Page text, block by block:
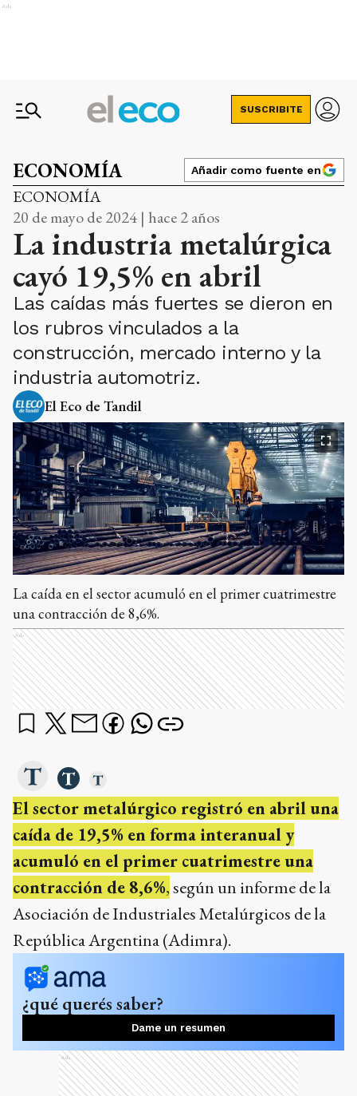
Ads
SUSCRIBITE
ECONOMÍA Añadir como fuente en
ECONOMÍA
20 de mayo de 2024 | hace 2 años
La industria metalúrgica
cayó 19,5% en abril
Las caídas más fuertes se dieron en
los rubros vinculados a la
construcción, mercado interno y la
industria automotriz.
El Eco de Tandil
La caída en el sector acumuló en el primer cuatrimestre
una contracción de 8,6%.
Ads
El sector metalúrgico registró en abril una
caída de 19,5% en forma interanual y
acumuló en el primer cuatrimestre una
contracción de 8,6%,según un informe de la
Asociación de Industriales Metalúrgicos de la
República Argentina (Adimra).
¿qué querés saber?
Dame un resumen
Ads